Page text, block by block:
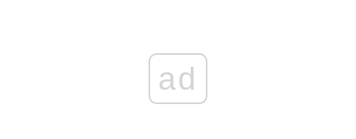
ad